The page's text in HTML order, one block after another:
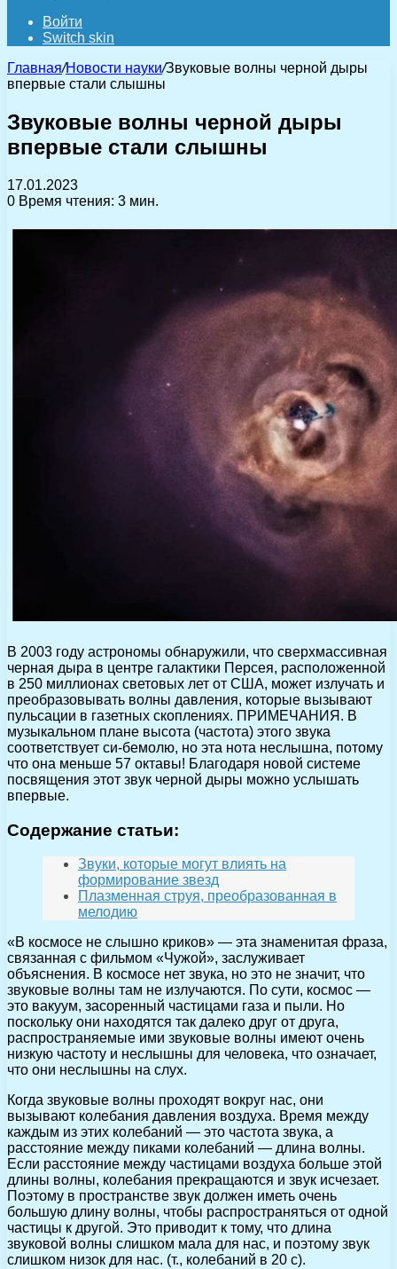
Войти
Switch skin
Главная/Новости науки/Звуковые волны черной дыры
впервые стали слышны
Звуковые волны черной дыры
впервые стали слышны
17.01.2023
0 Время чтения: 3 мин.
В 2003 году астрономы обнаружили, что сверхмассивная
черная дыра в центре галактики Персея, расположенной
в 250 миллионах световых лет от США, может излучать и
преобразовывать волны давления, которые вызывают
пульсации в газетных скоплениях. ПРИМЕЧАНИЯ. В
музыкальном плане высота (частота) этого звука
соответствует си-бемолю, но эта нота неслышна, потому
что она меньше 57 октавы! Благодаря новой системе
посвящения этот звук черной дыры можно услышать
впервые.
Содержание статьи:
Звуки, которые могут влиять на
формирование звезд
Плазменная струя, преобразованная в
мелодию
«В космосе не слышно криков» — эта знаменитая фраза,
связанная с фильмом «Чужой», заслуживает
объяснения. В космосе нет звука, но это не значит, что
звуковые волны там не излучаются. По сути, космос —
это вакуум, засоренный частицами газа и пыли. Но
поскольку они находятся так далеко друг от друга,
распространяемые ими звуковые волны имеют очень
низкую частоту и неслышны для человека, что означает,
что они неслышны на слух.
Когда звуковые волны проходят вокруг нас, они
вызывают колебания давления воздуха. Время между
каждым из этих колебаний — это частота звука, а
расстояние между пиками колебаний — длина волны.
Если расстояние между частицами воздуха больше этой
длины волны, колебания прекращаются и звук исчезает.
Поэтому в пространстве звук должен иметь очень
большую длину волны, чтобы распространяться от одной
частицы к другой. Это приводит к тому, что длина
звуковой волны слишком мала для нас, и поэтому звук
слишком низок для нас. (т., колебаний в 20 с).